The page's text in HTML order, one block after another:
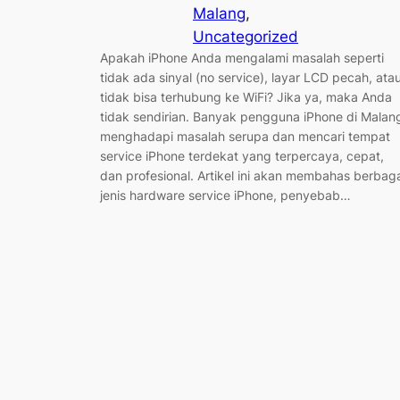
Malang
Uncategorized
Apakah iPhone Anda mengalami masalah seperti
tidak ada sinyal (no service), layar LCD pecah,
tidak bisa terhubung ke WiFi? Jika ya, maka Anda
tidak sendirian. Banyak pengguna iPhone di
menghadapi masalah serupa dan mencari tempat
service iPhone terdekat yang terpercaya, cepat,
dan profesional. Artikel ini akan membahas
jenis hardware service iPhone, penyebab…